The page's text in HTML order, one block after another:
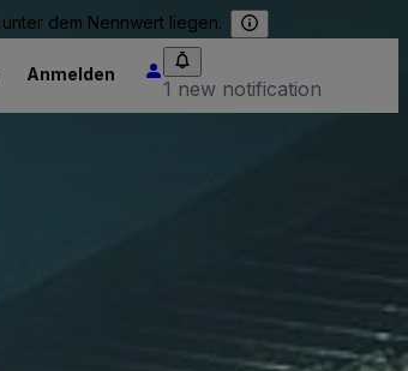
dem Nennwert liegen.
Anmelden
1 new notification